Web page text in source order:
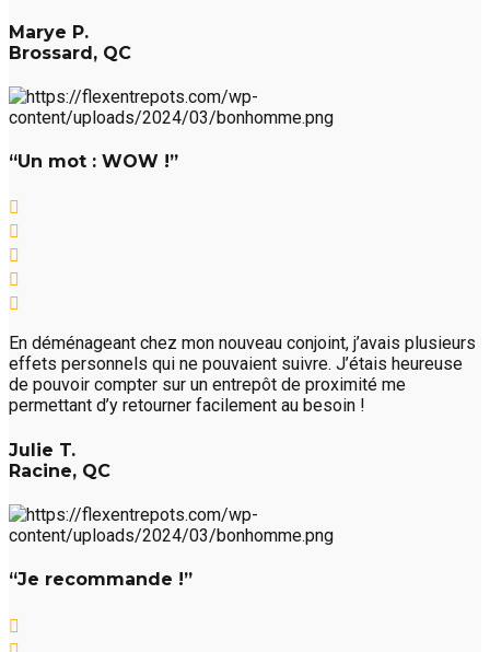
Marye P.
Brossard, QC
“Un mot : WOW !”
En déménageant chez mon nouveau conjoint, j’avais plusieurs
effets personnels qui ne pouvaient suivre. J’étais heureuse
de pouvoir compter sur un entrepôt de proximité me
permettant d’y retourner facilement au besoin !
Julie T.
Racine, QC
“Je recommande !”